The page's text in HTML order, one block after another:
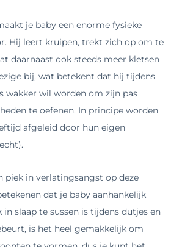
je baby een enorme fysieke
Hij leert kruipen, trekt zich op om te
daarnaast ook steeds meer kletsen
bij, wat betekent dat hij tijdens
wakker wil worden om zijn pas
te oefenen. In principe worden
afgeleid door hun eigen
piek in verlatingsangst op deze
dat je baby aanhankelijk
slaap te sussen is tijdens dutjes en
is het heel gemakkelijk om